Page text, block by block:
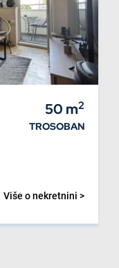
50 m2
TROSOBAN
Više o nekretnini >